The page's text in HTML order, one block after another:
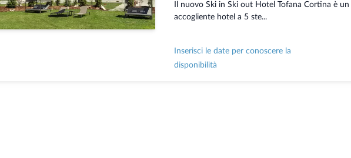
Il nuovo Ski in Ski out Hotel Tofana Cortina è un
accogliente hotel a 5 ste...
Inserisci le date per conoscere la
disponibilità